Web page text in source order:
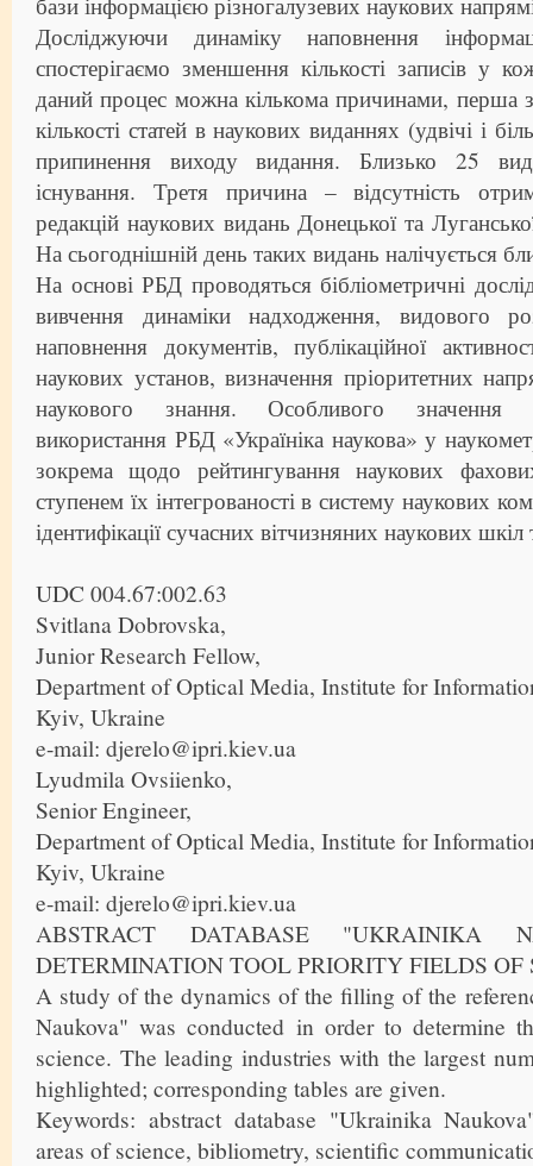
Досліджуючи динаміку наповнення
спостерігаємо зменшення кількості записів у
даний процес можна кількома причинами, перша
кількості статей в наукових виданнях (удвічі і
припинення виходу видання. Близько 25
існування. Третя причина – відсутність
редакцій наукових видань Донецької та
На сьогоднішній день таких видань налічується
На основі РБД проводяться бібліометричні
вивчення динаміки надходження, видового
наповнення документів, публікаційної
наукових установ, визначення пріоритетних
наукового знання. Особливого значення
використання РБД «Україніка наукова» у
зокрема щодо рейтингування наукових
ступенем їх інтегрованості в систему наукових
ідентифікації сучасних вітчизняних наукових
UDC 004.67:002.63
Svitlana Dobrovska,
Junior Research Fellow,
Department of Optical Media, Institute for
Kyiv, Ukraine
e-mail: djerelo@ipri.kiev.ua
Lyudmila Ovsiienko,
Senior Engineer,
Department of Optical Media, Institute for
Kyiv, Ukraine
e-mail: djerelo@ipri.kiev.ua
ABSTRACT DATABASE "UKRAINIKA
DETERMINATION TOOL PRIORITY FIELDS OF
A study of the dynamics of the filling of the
Naukova" was conducted in order to determine
science. The leading industries with the largest
highlighted; corresponding tables are given.
Keywords: abstract database "Ukrainika
areas of science, bibliometry, scientific